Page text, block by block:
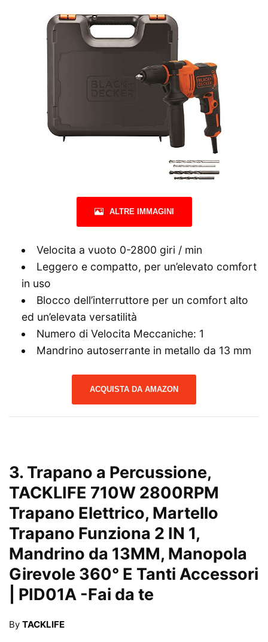
ALTRE IMMAGINI
Velocita a vuoto 0-2800 giri / min
Leggero e compatto, per un’elevato comfort
in uso
Blocco dell’interruttore per un comfort alto
ed un’elevata versatilità
Numero di Velocita Meccaniche: 1
Mandrino autoserrante in metallo da 13 mm
ACQUISTA DA AMAZON
3. Trapano a Percussione,
TACKLIFE 710W 2800RPM
Trapano Elettrico, Martello
Trapano Funziona 2 IN 1,
Mandrino da 13MM, Manopola
Girevole 360° E Tanti Accessori
| PID01A -Fai da te
By TACKLIFE